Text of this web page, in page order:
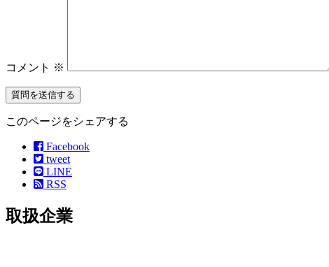
コメント ※
このページをシェアする
Facebook
tweet
LINE
RSS
取扱企業